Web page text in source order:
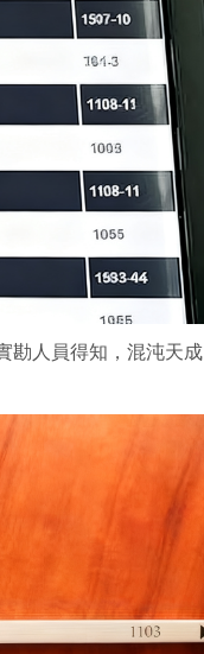
勘人員得知，混沌天成